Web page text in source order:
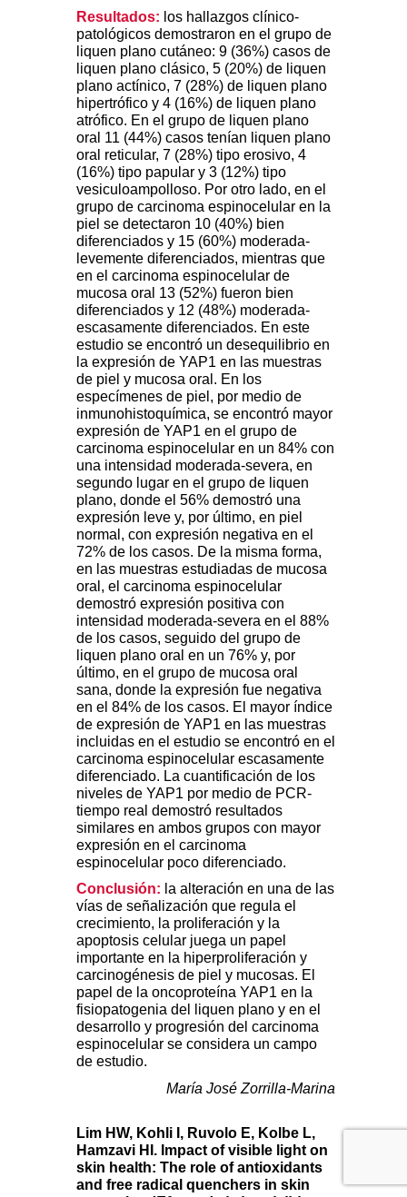
Resultados: los hallazgos clínico-
patológicos demostraron en el grupo de
liquen plano cutáneo: 9 (36%) casos de
liquen plano clásico, 5 (20%) de liquen
plano actínico, 7 (28%) de liquen plano
hipertrófico y 4 (16%) de liquen plano
atrófico. En el grupo de liquen plano
oral 11 (44%) casos tenían liquen plano
oral reticular, 7 (28%) tipo erosivo, 4
(16%) tipo papular y 3 (12%) tipo
vesiculoampolloso. Por otro lado, en el
grupo de carcinoma espinocelular en la
piel se detectaron 10 (40%) bien
diferenciados y 15 (60%) moderada-
levemente diferenciados, mientras que
en el carcinoma espinocelular de
mucosa oral 13 (52%) fueron bien
diferenciados y 12 (48%) moderada-
escasamente diferenciados. En este
estudio se encontró un desequilibrio en
la expresión de YAP1 en las muestras
de piel y mucosa oral. En los
especímenes de piel, por medio de
inmunohistoquímica, se encontró mayor
expresión de YAP1 en el grupo de
carcinoma espinocelular en un 84% con
una intensidad moderada-severa, en
segundo lugar en el grupo de liquen
plano, donde el 56% demostró una
expresión leve y, por último, en piel
normal, con expresión negativa en el
72% de los casos. De la misma forma,
en las muestras estudiadas de mucosa
oral, el carcinoma espinocelular
demostró expresión positiva con
intensidad moderada-severa en el 88%
de los casos, seguido del grupo de
liquen plano oral en un 76% y, por
último, en el grupo de mucosa oral
sana, donde la expresión fue negativa
en el 84% de los casos. El mayor índice
de expresión de YAP1 en las muestras
incluidas en el estudio se encontró en el
carcinoma espinocelular escasamente
diferenciado. La cuantificación de los
niveles de YAP1 por medio de PCR-
tiempo real demostró resultados
similares en ambos grupos con mayor
expresión en el carcinoma
espinocelular poco diferenciado.
Conclusión: la alteración en una de las
vías de señalización que regula el
crecimiento, la proliferación y la
apoptosis celular juega un papel
importante en la hiperproliferación y
carcinogénesis de piel y mucosas. El
papel de la oncoproteína YAP1 en la
fisiopatogenia del liquen plano y en el
desarrollo y progresión del carcinoma
espinocelular se considera un campo
de estudio.
María José Zorrilla-Marina
Lim HW, Kohli I, Ruvolo E, Kolbe L,
Hamzavi HI. Impact of visible light on
skin health: The role of antioxidants
and free radical quenchers in skin